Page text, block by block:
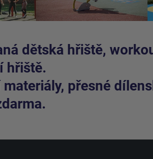
dětská hřiště,
hřiště.
přesné